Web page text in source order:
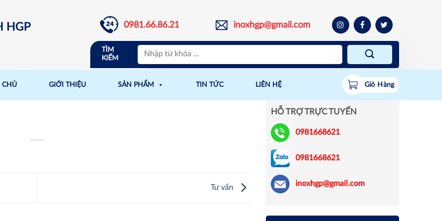
HGP
0981.66.86.21 inoxhgp@gmail.com
TÌM
KIẾM
CHỦ GIỚI THIỆU SẢN PHẨM TIN TỨC LIÊN HỆ Giỏ Hàng
Tư vấn
HỖ TRỢ TRỰC TUYẾN
0981668621
0981668621
inoxhgp@gmail.com